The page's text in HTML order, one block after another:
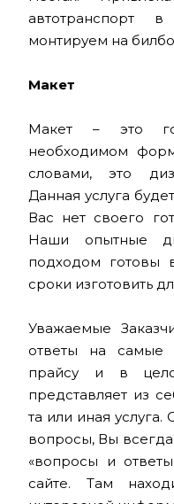
автотранспорт
монтируем на
Макет
Макет – это
необходимом
словами, это
Данная услуга
Вас нет своего
Наши опытные
подходом готовы
сроки изготовить
Уважаемые
ответы на самые
прайсу и в
представляет из
та или иная услуга.
вопросы, Вы
«вопросы и
сайте. Там